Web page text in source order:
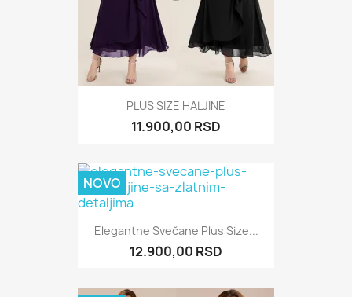
PLUS SIZE HALJINE
11.900,00 RSD
Elegantne Svečane Plus Size...
12.900,00 RSD
NOVO